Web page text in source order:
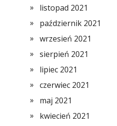
listopad 2021
październik 2021
wrzesień 2021
sierpień 2021
lipiec 2021
czerwiec 2021
maj 2021
kwiecień 2021